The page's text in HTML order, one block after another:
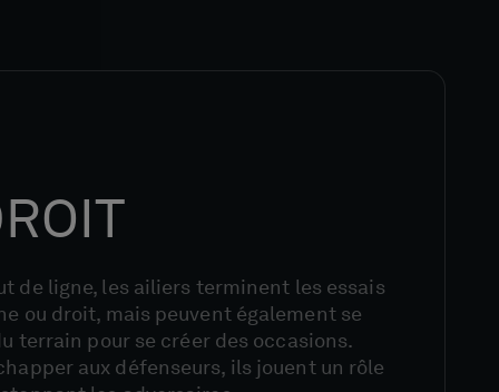
de ligne, les ailiers terminent les essais
ou droit, mais peuvent également se
terrain pour se créer des occasions.
aux défenseurs, ils jouent un rôle